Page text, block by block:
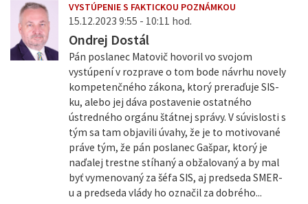
VYSTÚPENIE S FAKTICKOU POZNÁMKOU
15.12.2023 9:55 - 10:11 hod.
Ondrej Dostál
Pán poslanec Matovič hovoril vo svojom
vystúpení v rozprave o tom bode návrhu novely
kompetenčného zákona, ktorý preraďuje SIS-
ku, alebo jej dáva postavenie ostatného
ústredného orgánu štátnej správy. V súvislosti s
tým sa tam objavili úvahy, že je to motivované
práve tým, že pán poslanec Gašpar, ktorý je
naďalej trestne stíhaný a obžalovaný a by mal
byť vymenovaný za šéfa SIS, aj predseda SMER-
u a predseda vlády ho označil za dobrého...